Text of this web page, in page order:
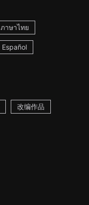
ภาษาไทย
Español
改编作品